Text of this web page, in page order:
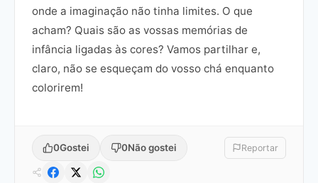
onde a imaginação não tinha limites. O que
acham? Quais são as vossas memórias de
infância ligadas às cores? Vamos partilhar e,
claro, não se esqueçam do vosso chá enquanto
colorirem!
0Gostei 0Não gostei Reportar